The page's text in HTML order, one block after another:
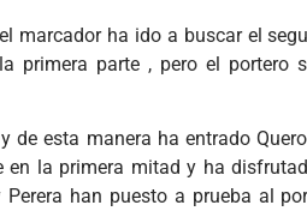
marcador ha ido a buscar el
primera parte , pero el portero
de esta manera ha entrado
en la primera mitad y ha
han puesto a prueba al